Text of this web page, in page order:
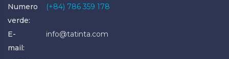
Numero
verde:
(+84) 786 359 178
E-
mail:
info@tatinta.com